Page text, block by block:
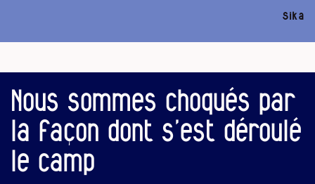
Sika
Nous sommes choqués par
la façon dont s’est déroulé
le camp